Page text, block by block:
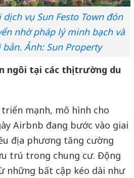
vụ Sun Festo Town đón
nhờ pháp lý minh bạch và
Ảnh: Sun Property
ngôi tại các thị trường du
mạnh, mô hình cho
Airbnb đang bước vào giai
địa phương tăng cường
trú trong chung cư. Động
những bất cập kéo dài như